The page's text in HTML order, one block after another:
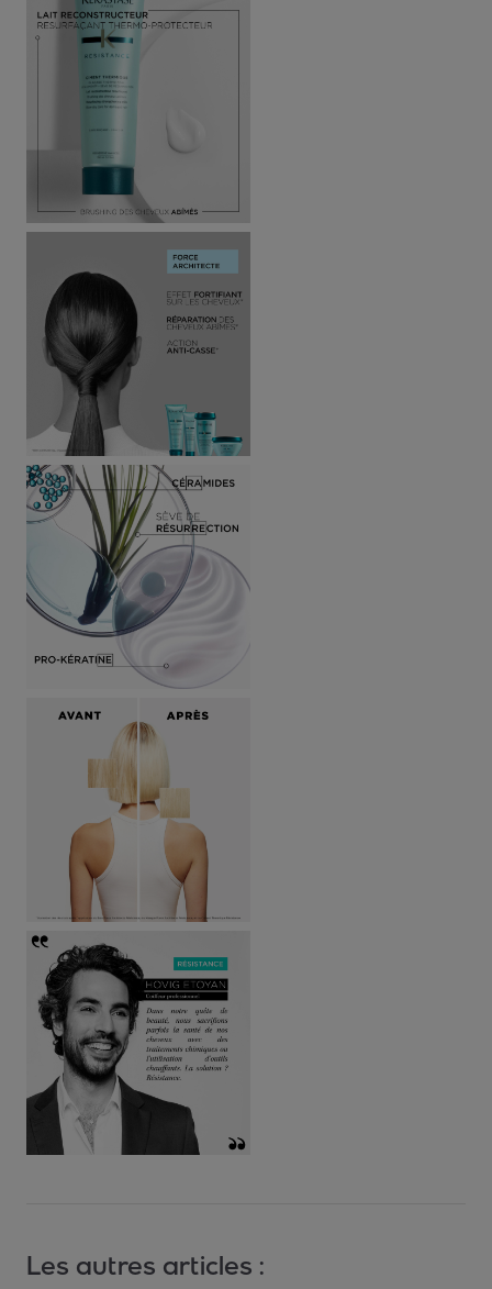
Les autres articles :